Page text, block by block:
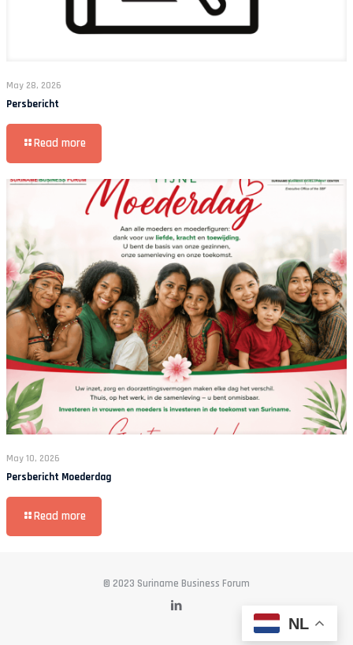
May 28, 2026
Persbericht
Read more
May 10, 2026
Persbericht Moederdag
Read more
© 2023 Suriname Business Forum
NL